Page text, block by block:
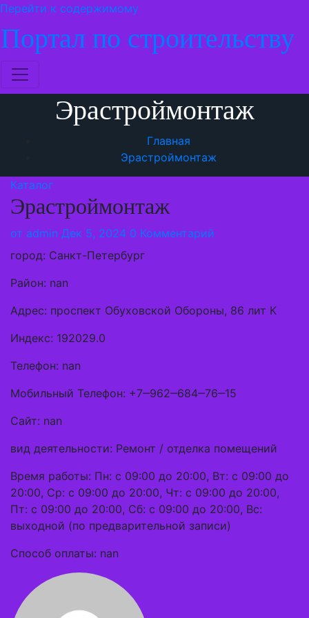
Перейти к содержимому
Портал по строительству
Эрастроймонтаж
Главная
Эрастроймонтаж
Каталог
Эрастроймонтаж
от admin Дек 5, 2024 0 Комментарий
город: Санкт-Петербург
Район: nan
Адрес: проспект Обуховской Обороны, 86 лит К
Индекс: 192029.0
Телефон: nan
Мобильный Телефон: +7‒962‒684‒76‒15
Сайт: nan
вид деятельности: Ремонт / отделка помещений
Время работы: Пн: с 09:00 до 20:00, Вт: с 09:00 до
20:00, Ср: с 09:00 до 20:00, Чт: с 09:00 до 20:00,
Пт: с 09:00 до 20:00, Сб: с 09:00 до 20:00, Вс:
выходной (по предварительной записи)
Способ оплаты: nan